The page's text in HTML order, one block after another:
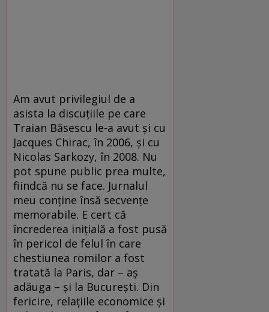
Am avut privilegiul de a
asista la discuţiile pe care
Traian Băsescu le-a avut şi cu
Jacques Chirac, în 2006, şi cu
Nicolas Sarkozy, în 2008. Nu
pot spune public prea multe,
fiindcă nu se face. Jurnalul
meu conţine însă secvenţe
memorabile. E cert că
încrederea iniţială a fost pusă
în pericol de felul în care
chestiunea romilor a fost
tratată la Paris, dar – aş
adăuga – şi la Bucureşti. Din
fericire, relaţiile economice şi